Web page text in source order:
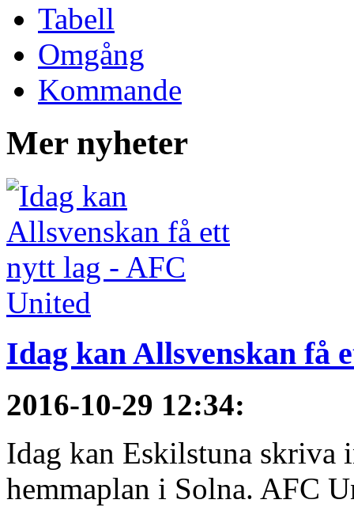
Tabell
Omgång
Kommande
Mer nyheter
Idag kan Allsvenskan få
2016-10-29 12:34:
Idag kan Eskilstuna skriva
hemmaplan i Solna. AFC